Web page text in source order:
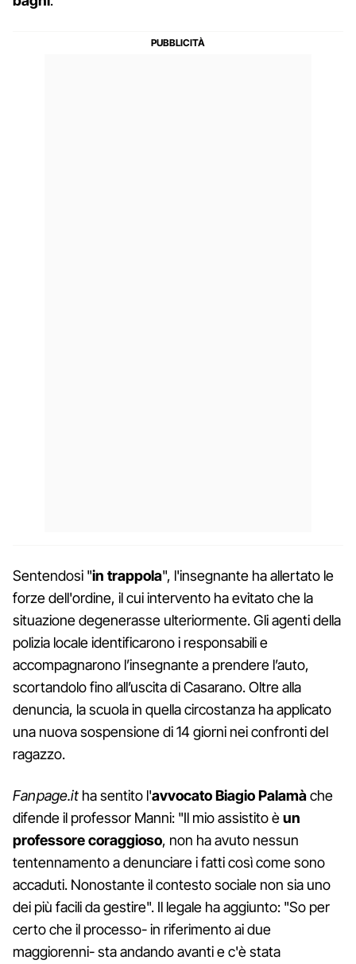
Sentendosi "in trappola", l'insegnante ha allertato le
forze dell'ordine, il cui intervento ha evitato che la
situazione degenerasse ulteriormente. Gli agenti della
polizia locale identificarono i responsabili e
accompagnarono l’insegnante a prendere l’auto,
scortandolo fino all’uscita di Casarano. Oltre alla
denuncia, la scuola in quella circostanza ha applicato
una nuova sospensione di 14 giorni nei confronti del
ragazzo.
Fanpage.itha sentito l'avvocatoBiagio Palamàche
difende il professor Manni: "Il mio assistito èun
professore coraggioso, non ha avuto nessun
tentennamento a denunciare i fatti così come sono
accaduti. Nonostante il contesto sociale non sia uno
dei più facili da gestire". Il legale ha aggiunto: "So per
certo che il processo- in riferimento ai due
maggiorenni- sta andando avanti e c'è stata